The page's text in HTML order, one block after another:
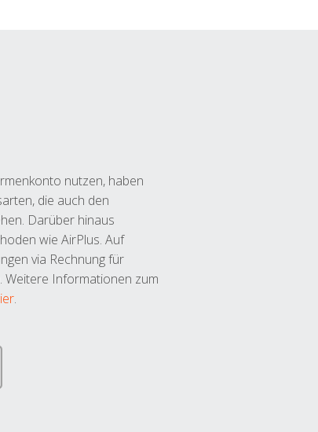
nutzen, haben
die auch den
Darüber hinaus
wie AirPlus. Auf
via Rechnung für
Weitere Informationen zum
.